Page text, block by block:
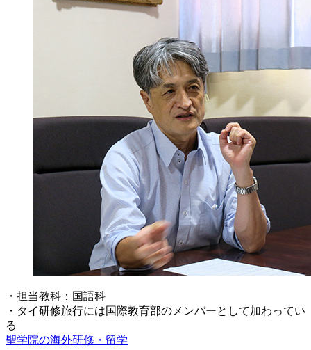
・担当教科：国語科
・タイ研修旅行には国際教育部のメンバーとして加わってい
る
聖学院の海外研修・留学